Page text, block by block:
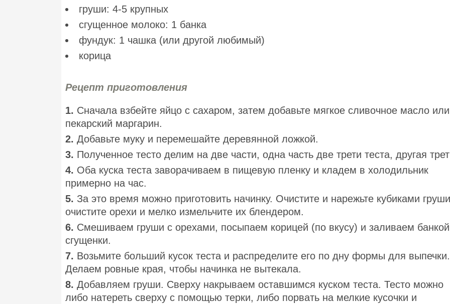
груши: 4-5 крупных
сгущенное молоко: 1 банка
фундук: 1 чашка (или другой любимый)
корица
Рецепт приготовления
1. Сначала взбейте яйцо с сахаром, затем добавьте мягкое сливочное масло или
пекарский маргарин.
2. Добавьте муку и перемешайте деревянной ложкой.
3. Полученное тесто делим на две части, одна часть две трети теста, другая
4. Оба куска теста заворачиваем в пищевую пленку и кладем в холодильник
примерно на час.
5. За это время можно приготовить начинку. Очистите и нарежьте кубиками
очистите орехи и мелко измельчите их блендером.
6. Смешиваем груши с орехами, посыпаем корицей (по вкусу) и заливаем банкой
сгущенки.
7. Возьмите больший кусок теста и распределите его по дну формы для выпечки.
Делаем ровные края, чтобы начинка не вытекала.
8. Добавляем груши. Сверху накрываем оставшимся куском теста. Тесто можно
либо натереть сверху с помощью терки, либо порвать на мелкие кусочки и